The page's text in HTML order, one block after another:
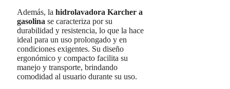
Además, la hidrolavadora Karcher a
gasolina se caracteriza por su
durabilidad y resistencia, lo que la hace
ideal para un uso prolongado y en
condiciones exigentes. Su diseño
ergonómico y compacto facilita su
manejo y transporte, brindando
comodidad al usuario durante su uso.